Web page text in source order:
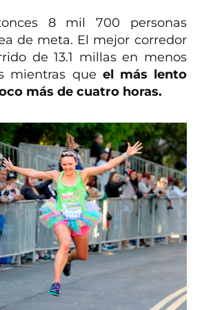
8 mil 700 personas
de meta. El mejor corredor
de 13.1 millas en menos
mientras que el más lento
más de cuatro horas.